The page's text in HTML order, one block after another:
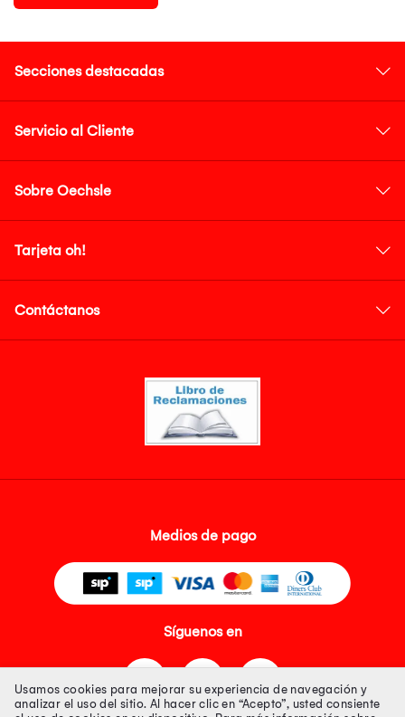
Secciones destacadas
Servicio al Cliente
Sobre Oechsle
Tarjeta oh!
Contáctanos
Medios de pago
Síguenos en
Usamos cookies para mejorar su experiencia de navegación y
analizar el uso del sitio. Al hacer clic en “Acepto”, usted consiente